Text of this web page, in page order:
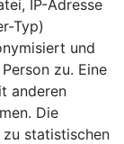
IP-Adresse
Typ)
und
zu. Eine
anderen
Die
statistischen